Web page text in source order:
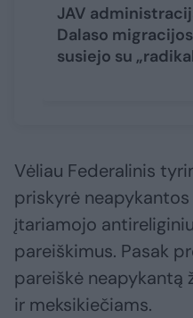
JAV
Dalaso
susiejo su
Vėliau Federalinis
priskyrė
įtariamojo
pareiškimus. Pasak
pareiškė neapykantą
ir meksikiečiams.